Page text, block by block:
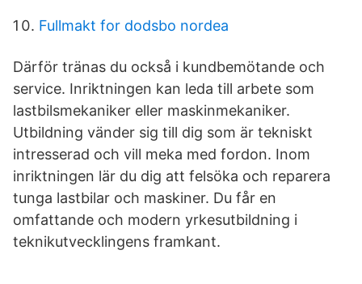
Fullmakt for dodsbo nordea
Därför tränas du också i kundbemötande och
service. Inriktningen kan leda till arbete som
lastbilsmekaniker eller maskinmekaniker.
Utbildning vänder sig till dig som är tekniskt
intresserad och vill meka med fordon. Inom
inriktningen lär du dig att felsöka och reparera
tunga lastbilar och maskiner. Du får en
omfattande och modern yrkesutbildning i
teknikutvecklingens framkant.